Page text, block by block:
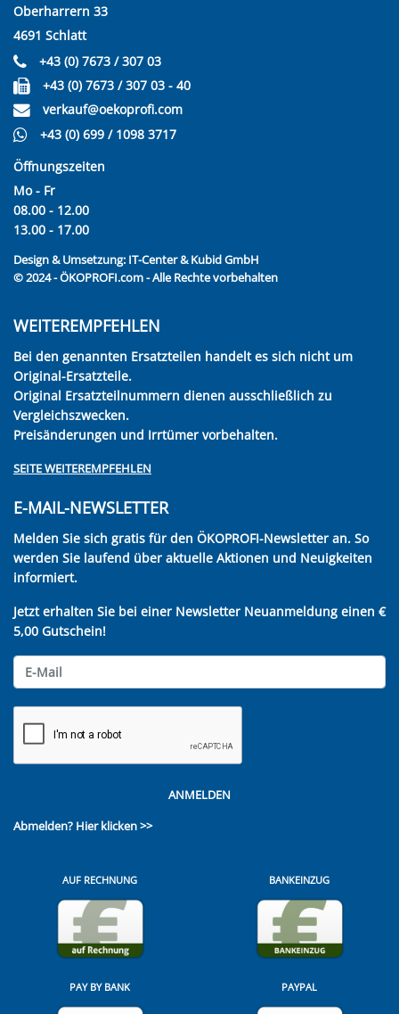
Oberharrern 33
4691 Schlatt
+43 (0) 7673 / 307 03
+43 (0) 7673 / 307 03 - 40
verkauf@oekoprofi.com
+43 (0) 699 / 1098 3717
Öffnungszeiten
Mo - Fr
08.00 - 12.00
13.00 - 17.00
Design & Umsetzung: IT-Center & Kubid GmbH
© 2024 - ÖKOPROFI.com - Alle Rechte vorbehalten
WEITEREMPFEHLEN
Bei den genannten Ersatzteilen handelt es sich nicht um
Original-Ersatzteile.
Original Ersatzteilnummern dienen ausschließlich zu
Vergleichszwecken.
Preisänderungen und Irrtümer vorbehalten.
SEITE WEITEREMPFEHLEN
E-MAIL-NEWSLETTER
Melden Sie sich gratis für den ÖKOPROFI-Newsletter an. So
werden Sie laufend über aktuelle Aktionen und Neuigkeiten
informiert.
Jetzt erhalten Sie bei einer Newsletter Neuanmeldung einen €
5,00 Gutschein!
ANMELDEN
Abmelden? Hier klicken >>
AUF RECHNUNG BANKEINZUG
PAY BY BANK PAYPAL